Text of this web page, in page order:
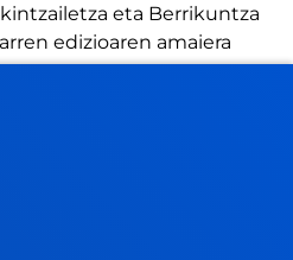
eta Berrikuntza
edizioaren amaiera